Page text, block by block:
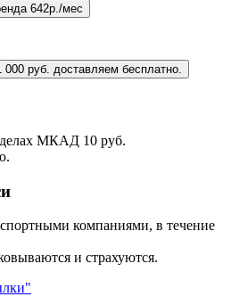
642р./мес
руб. доставляем бесплатно.
МКАД 10 руб.
компаниями, в течение
и страхуются.